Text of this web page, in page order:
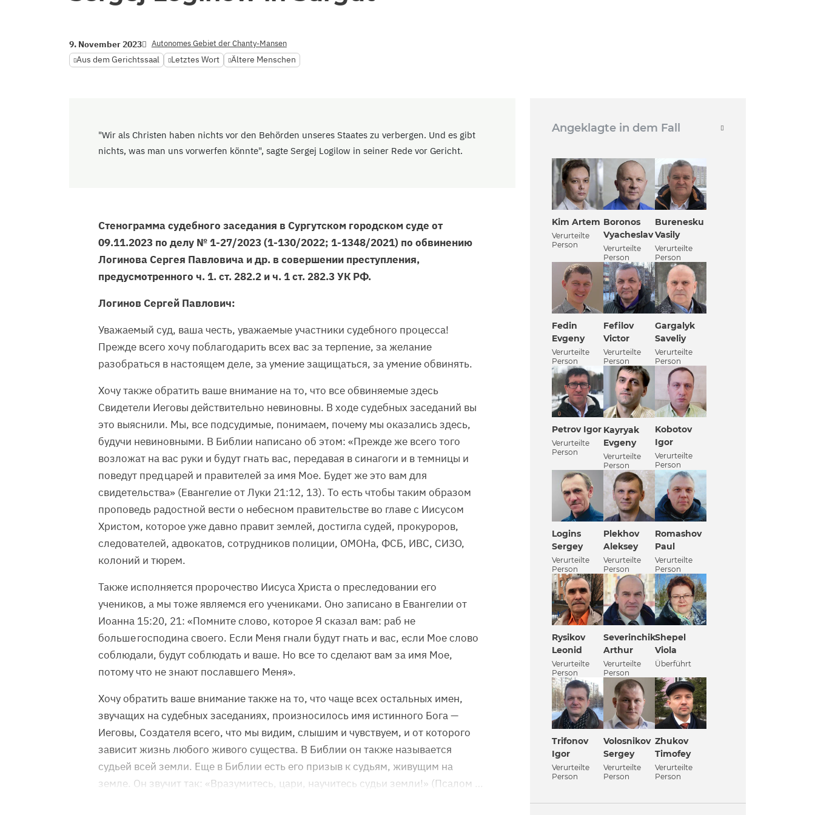
9. November 2023 Autonomes Gebiet der Chanty-Mansen
Aus dem Gerichtssaal Letztes Wort Ältere Menschen
"Wir als Christen haben nichts vor den Behörden unseres Staates zu verbergen. Und es gibt
nichts, was man uns vorwerfen könnte", sagte Sergej Logilow in seiner Rede vor Gericht.
Стенограмма судебного заседания в Сургутском городском суде от
09.11.2023 по делу № 1-27/2023 (1-130/2022; 1-1348/2021) по обвинению
Логинова Сергея Павловича и др. в совершении преступления,
предусмотренного ч. 1. ст. 282.2 и ч. 1 ст. 282.3 УК РФ.
Логинов Сергей Павлович:
Уважаемый суд, ваша честь, уважаемые участники судебного процесса!
Прежде всего хочу поблагодарить всех вас за терпение, за желание
разобраться в настоящем деле, за умение защищаться, за умение обвинять.
Хочу также обратить ваше внимание на то, что все обвиняемые здесь
Свидетели Иеговы действительно невиновны. В ходе судебных заседаний вы
это выяснили. Мы, все подсудимые, понимаем, почему мы оказались здесь,
будучи невиновными. В Библии написано об этом: «Прежде же всего того
возложат на вас руки и будут гнать вас, передавая в синагоги и в темницы и
поведут пред царей и правителей за имя Мое. Будет же это вам для
свидетельства» (Евангелие от Луки 21:12, 13). То есть чтобы таким образом
проповедь радостной вести о небесном правительстве во главе с Иисусом
Христом, которое уже давно правит землей, достигла судей, прокуроров,
следователей, адвокатов, сотрудников полиции, ОМОНа, ФСБ, ИВС, СИЗО,
колоний и тюрем.
Также исполняется пророчество Иисуса Христа о преследовании его
учеников, а мы тоже являемся его учениками. Оно записано в Евангелии от
Иоанна 15:20, 21: «Помните слово, которое Я сказал вам: раб не
больше господина своего. Если Меня гнали будут гнать и вас, если Мое слово
соблюдали, будут соблюдать и ваше. Но все то сделают вам за имя Мое,
потому что не знают пославшего Меня».
Хочу обратить ваше внимание также на то, что чаще всех остальных имен,
звучащих на судебных заседаниях, произносилось имя истинного Бога —
Иеговы, Создателя всего, что мы видим, слышим и чувствуем, и от которого
зависит жизнь любого живого существа. В Библии он также называется
судьей всей земли. Еще в Библии есть его призыв к судьям, живущим на
земле. Он звучит так: «Вразумитесь, цари, научитесь судьи земли!» (Псалом …
Angeklagte in dem Fall
Kim Artem
Verurteilte
Person
Boronos
Vyacheslav
Verurteilte
Person
Burenesku
Vasily
Verurteilte
Person
Fedin
Evgeny
Verurteilte
Person
Fefilov
Victor
Verurteilte
Person
Gargalyk
Saveliy
Verurteilte
Person
Petrov Igor
Verurteilte
Person
Kayryak
Evgeny
Verurteilte
Person
Kobotov
Igor
Verurteilte
Person
Logins
Sergey
Verurteilte
Person
Plekhov
Aleksey
Verurteilte
Person
Romashov
Paul
Verurteilte
Person
Rysikov
Leonid
Verurteilte
Person
Severinchik
Arthur
Verurteilte
Person
Shepel
Viola
Überführt
Trifonov
Igor
Verurteilte
Person
Volosnikov
Sergey
Verurteilte
Person
Zhukov
Timofey
Verurteilte
Person